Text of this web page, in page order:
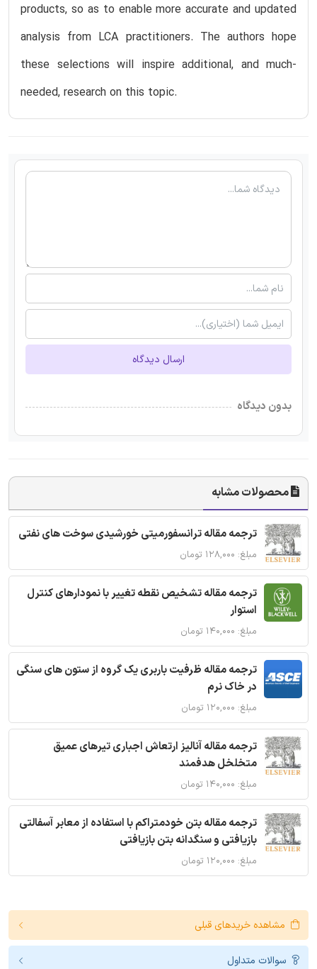
products, so as to enable more accurate and updated
analysis from LCA practitioners. The authors hope
these selections will inspire additional, and much-
needed, research on this topic.
ارسال دیدگاه
بدون دیدگاه
محصولات مشابه
ترجمه مقاله ترانسفورمیتی خورشیدی سوخت های نفتی
مبلغ: ۱۲۸,۰۰۰ تومان
ترجمه مقاله تشخیص نقطه تغییر با نمودارهای کنترل
استوار
مبلغ: ۱۴۰,۰۰۰ تومان
ترجمه مقاله ظرفیت باربری یک گروه از ستون های سنگی
در خاک نرم
مبلغ: ۱۲۰,۰۰۰ تومان
ترجمه مقاله آنالیز ارتعاش اجباری تیرهای عمیق
متخلخل هدفمند
مبلغ: ۱۴۰,۰۰۰ تومان
ترجمه مقاله بتن خودمتراکم با استفاده از معابر آسفالتی
بازیافتی و سنگدانه بتن بازیافتی
مبلغ: ۱۲۰,۰۰۰ تومان
مشاهده خریدهای قبلی
سوالات متداول